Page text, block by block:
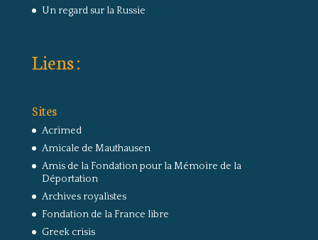
Un regard sur la Russie
Liens :
Sites
Acrimed
Amicale de Mauthausen
Amis de la Fondation pour la Mémoire de la
Déportation
Archives royalistes
Fondation de la France libre
Greek crisis